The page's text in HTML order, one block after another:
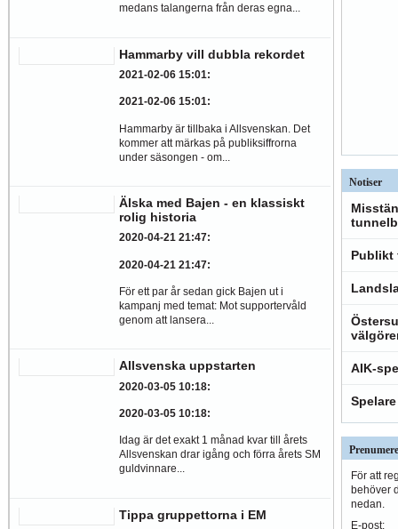
medans talangerna från deras egna...
Hammarby vill dubbla rekordet
2021-02-06 15:01:
2021-02-06 15:01:
Hammarby är tillbaka i Allsvenskan. Det
kommer att märkas på publiksiffrorna
under säsongen - om...
Älska med Bajen - en klassiskt
rolig historia
2020-04-21 21:47:
2020-04-21 21:47:
För ett par år sedan gick Bajen ut i
kampanj med temat: Mot supportervåld
genom att lansera...
Allsvenska uppstarten
2020-03-05 10:18:
2020-03-05 10:18:
Idag är det exakt 1 månad kvar till årets
Allsvenskan drar igång och förra årets SM
guldvinnare...
Tippa gruppettorna i EM
Notiser
Publikt
AIK-
För att
behöver
nedan.
E-post: